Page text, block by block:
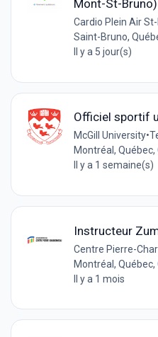
Mont-St-Bruno)
Cardio Plein Air
Saint-Bruno,
Il y a 5 jour(s)
Officiel sportif
McGill University•
Montréal, Québec,
Il y a 1 semaine(s)
Instructeur
Centre Pierre-
Montréal, Québec,
Il y a 1 mois